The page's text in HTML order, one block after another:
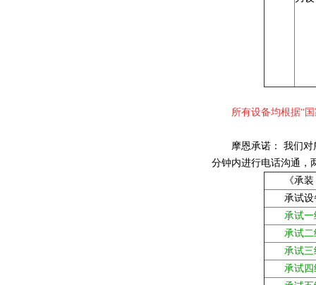
所有设备均根据“
摩恩承诺： 我们对所
分钟内进行电话沟通，
《承
承试
承试
承试
承试
承试